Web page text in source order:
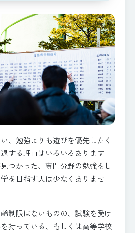
、勉強よりも遊びを優先したく
する理由はいろいろあります
つかった、専門分野の勉強をし
を目指す人は少なくありませ
制限はないものの、試験を受け
持っている、もしくは高等学校